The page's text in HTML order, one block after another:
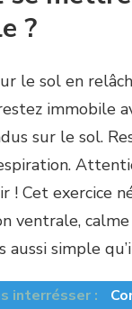
?
le sol en
immobile
sur le sol.
! Cet exercice
ventrale,
aussi simple
interrésser :